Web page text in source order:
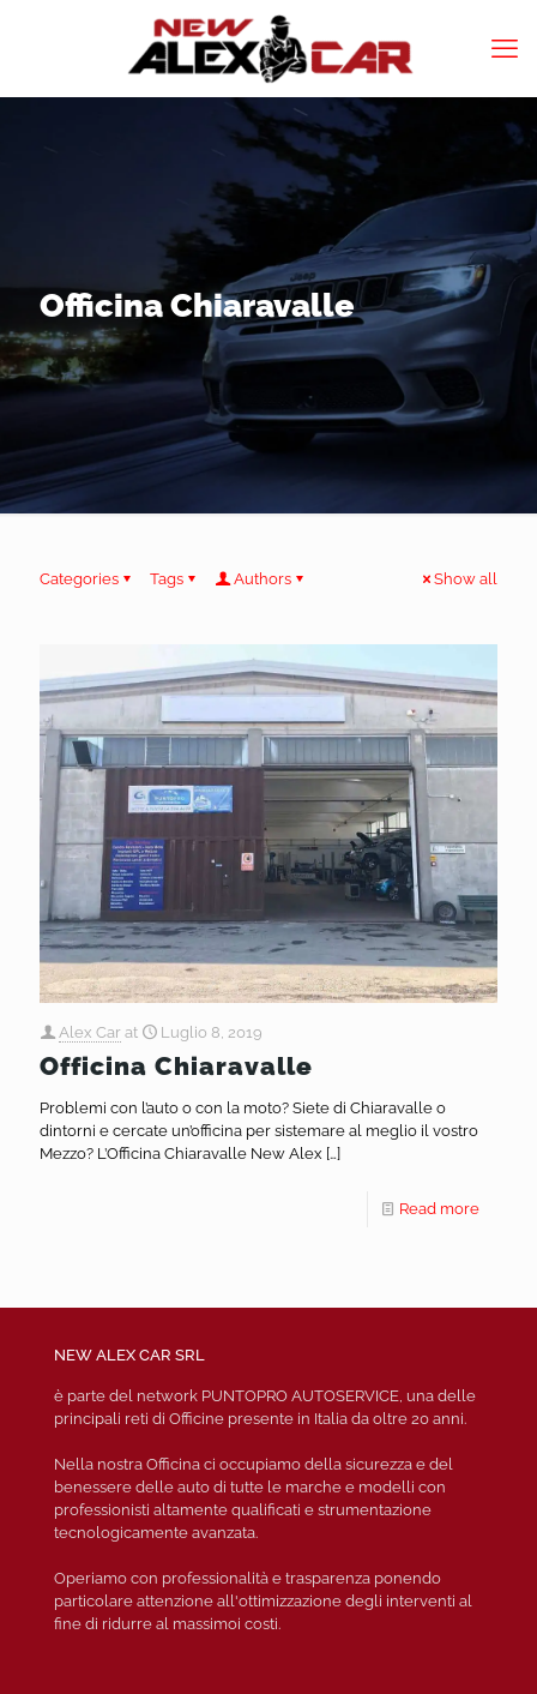
Officina Chiaravalle
Categories Tags Authors Show all
Alex Car at Luglio 8, 2019
Officina Chiaravalle
Problemi con l’auto o con la moto? Siete di Chiaravalle o
dintorni e cercate un’officina per sistemare al meglio il vostro
Mezzo? L’Officina Chiaravalle New Alex […]
Read more
NEW ALEX CAR SRL
è parte del network PUNTOPRO AUTOSERVICE, una delle
principali reti di Officine presente in Italia da oltre 20 anni.
Nella nostra Officina ci occupiamo della sicurezza e del
benessere delle auto di tutte le marche e modelli con
professionisti altamente qualificati e strumentazione
tecnologicamente avanzata.
Operiamo con professionalità e trasparenza ponendo
particolare attenzione all'ottimizzazione degli interventi al
fine di ridurre al massimoi costi.